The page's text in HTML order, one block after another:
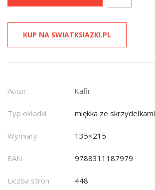
KUP NA SWIATKSIAZKI.PL
Autor: Kafir
Typ okładki miękka ze skrzydełkami
Wymiary 135×215
EAN 9788311187979
Liczba stron 448